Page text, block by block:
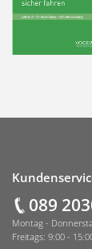
089
Montag -
Freitags: 9:00 -